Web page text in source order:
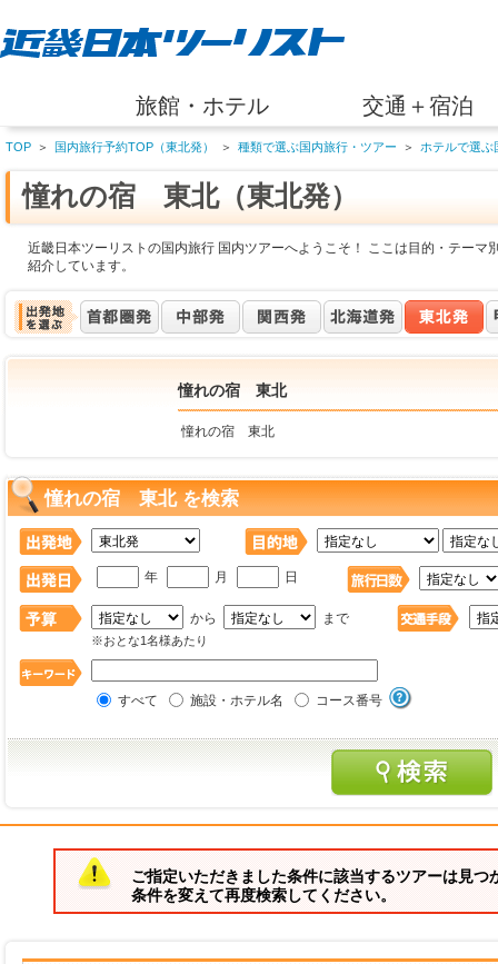
旅館・ホテル 交通＋宿泊
TOP ＞ 国内旅行予約TOP（東北発） ＞ 種類で選ぶ国内旅行・ツアー ＞ ホテルで選ぶ
憧れの宿 東北（東北発）
近畿日本ツーリストの国内旅行 国内ツアーへようこそ！ ここは目的・テー
紹介しています。
憧れの宿 東北
憧れの宿 東北
憧れの宿 東北 を検索
年 月 日
から まで
※おとな1名様あたり
すべて 施設・ホテル名 コース番号
ご指定いただきました条件に該当するツアーは見つ
条件を変えて再度検索してください。